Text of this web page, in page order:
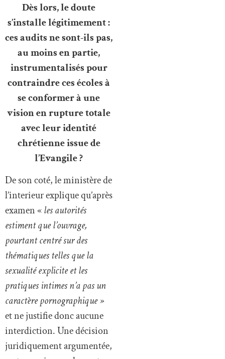
Dès lors, le doute
s’installe légitimement :
ces audits ne sont-ils pas,
au moins en partie,
instrumentalisés pour
contraindre ces écoles à
se conformer à une
vision en rupture totale
avec leur identité
chrétienne issue de
l’Evangile ?
De son coté, le ministère de
l’interieur explique qu’après
examen «les autorités
estiment que l’ouvrage,
pourtant centré sur des
thématiques telles que la
sexualité explicite et les
pratiques intimes n’a pas un
caractère pornographique »
et ne justifie donc aucune
interdiction. Une décision
juridiquement argumentée,